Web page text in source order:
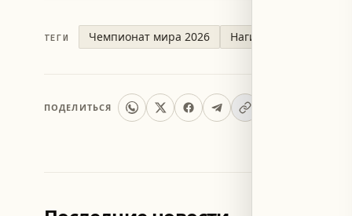
ТЕГИ Чемпионат мира 2026 Нагиб Савирис
ПОДЕЛИТЬСЯ